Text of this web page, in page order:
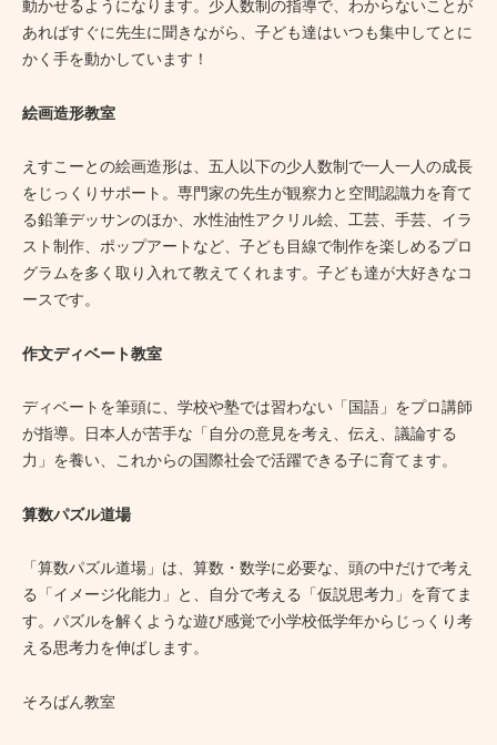
動かせるようになります。少人数制の指導で、わからないことが
あればすぐに先生に聞きながら、子ども達はいつも集中してとに
かく手を動かしています！
絵画造形教室
えすこーとの絵画造形は、五人以下の少人数制で一人一人の成長
をじっくりサポート。専門家の先生が観察力と空間認識力を育て
る鉛筆デッサンのほか、水性油性アクリル絵、工芸、手芸、イラ
スト制作、ポップアートなど、子ども目線で制作を楽しめるプロ
グラムを多く取り入れて教えてくれます。子ども達が大好きなコ
ースです。
作文ディベート教室
ディベートを筆頭に、学校や塾では習わない「国語」をプロ講師
が指導。日本人が苦手な「自分の意見を考え、伝え、議論する
力」を養い、これからの国際社会で活躍できる子に育てます。
算数パズル道場
「算数パズル道場」は、算数・数学に必要な、頭の中だけで考え
る「イメージ化能力」と、自分で考える「仮説思考力」を育てま
す。パズルを解くような遊び感覚で小学校低学年からじっくり考
える思考力を伸ばします。
そろばん教室